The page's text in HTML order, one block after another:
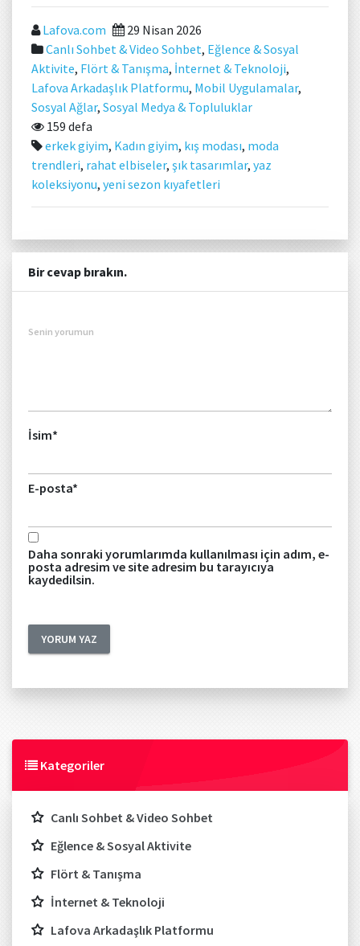
Lafova.com
29 Nisan 2026
Canlı Sohbet & Video Sohbet, Eğlence & Sosyal
Aktivite, Flört & Tanışma, İnternet & Teknoloji,
Lafova Arkadaşlık Platformu, Mobil Uygulamalar,
Sosyal Ağlar, Sosyal Medya & Topluluklar
159 defa
erkek giyim, Kadın giyim, kış modası, moda
trendleri, rahat elbiseler, şık tasarımlar, yaz
koleksiyonu, yeni sezon kıyafetleri
Bir cevap bırakın.
Senin yorumun
İsim*
E-posta*
Daha sonraki yorumlarımda kullanılması için adım, e-
posta adresim ve site adresim bu tarayıcıya
kaydedilsin.
Kategoriler
Canlı Sohbet & Video Sohbet
Eğlence & Sosyal Aktivite
Flört & Tanışma
İnternet & Teknoloji
Lafova Arkadaşlık Platformu